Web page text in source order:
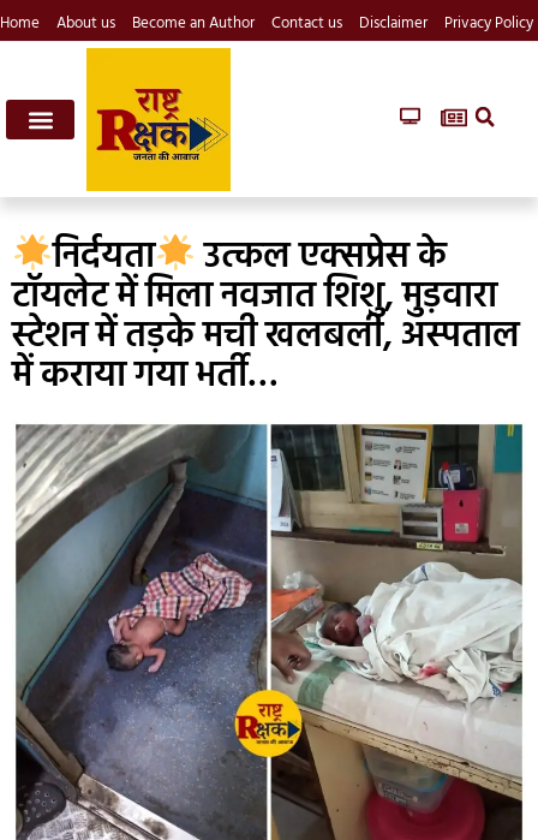
Home About us Become an Author Contact us Disclaimer Privacy Policy
निर्दयता उत्कल एक्सप्रेस के
टॉयलेट में मिला नवजात शिशु, मुड़वारा
स्टेशन में तड़के मची खलबली, अस्पताल
में कराया गया भर्ती…